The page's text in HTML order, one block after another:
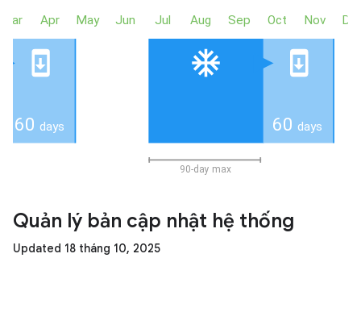
Quản lý bản cập nhật hệ thống
Updated 18 tháng 10, 2025